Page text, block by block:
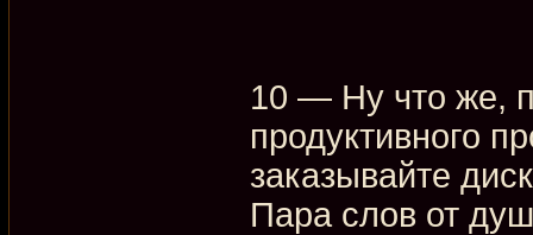
10 — Ну что же,
продуктивного
заказывайте
Пара слов от